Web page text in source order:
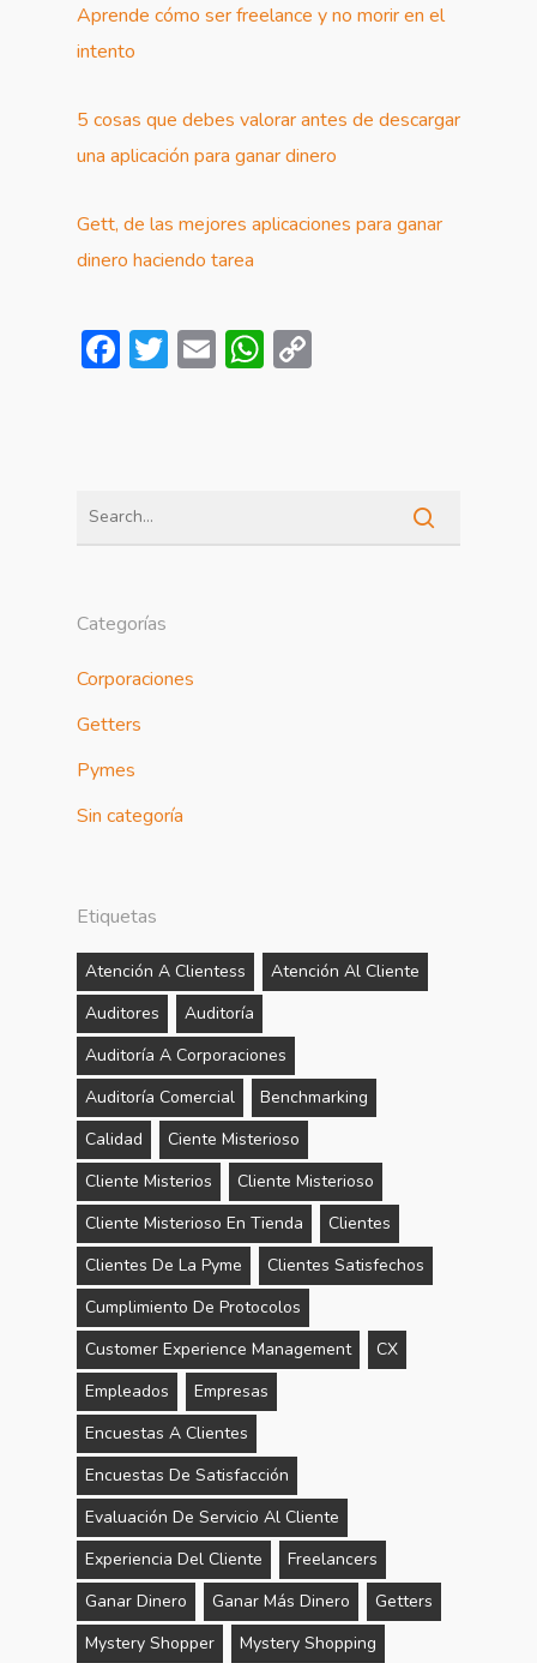
Aprende cómo ser freelance y no morir en el
intento
5 cosas que debes valorar antes de descargar
una aplicación para ganar dinero
Gett, de las mejores aplicaciones para ganar
dinero haciendo tarea
Facebook
Twitter
EmailWhatsApp
Categorías
Corporaciones
Getters
Pymes
Sin categoría
Etiquetas
Atención A Clientess
Atención Al Cliente
Auditores
Auditoría
Auditoría A Corporaciones
Auditoría Comercial
Benchmarking
Calidad
Ciente Misterioso
Cliente Misterios
Cliente Misterioso
Cliente Misterioso En Tienda
Clientes
Clientes De La Pyme
Clientes Satisfechos
Cumplimiento De Protocolos
Customer Experience Management
CX
Empleados
Empresas
Encuestas A Clientes
Encuestas De Satisfacción
Evaluación De Servicio Al Cliente
Experiencia Del Cliente
Freelancers
Ganar Dinero
Ganar Más Dinero
Getters
Mystery Shopper
Mystery Shopping